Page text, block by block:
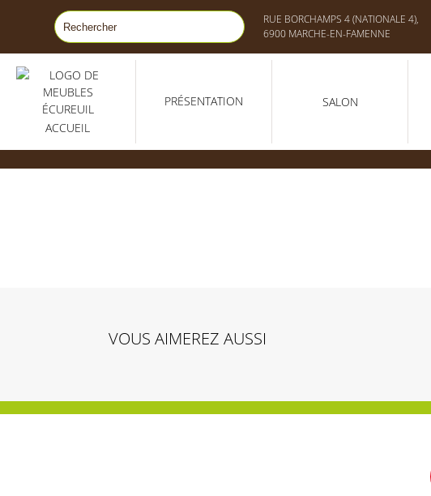
RUE BORCHAMPS 4 (NATIONALE 4),
6900 MARCHE-EN-FAMENNE
ACCUEIL
PRÉSENTATION SALON
VOUS AIMEREZ AUSSI